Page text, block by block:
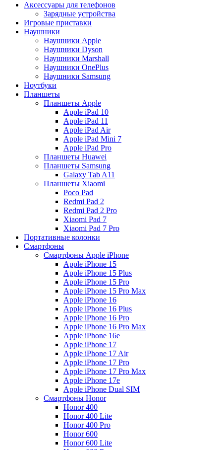
Аксессуары для телефонов
Зарядные устройства
Игровые приставки
Наушники
Наушники Apple
Наушники Dyson
Наушники Marshall
Наушники OnePlus
Наушники Samsung
Ноутбуки
Планшеты
Планшеты Apple
Apple iPad 10
Apple iPad 11
Apple iPad Air
Apple iPad Mini 7
Apple iPad Pro
Планшеты Huawei
Планшеты Samsung
Galaxy Tab A11
Планшеты Xiaomi
Poco Pad
Redmi Pad 2
Redmi Pad 2 Pro
Xiaomi Pad 7
Xiaomi Pad 7 Pro
Портативные колонки
Смартфоны
Смартфоны Apple iPhone
Apple iPhone 15
Apple iPhone 15 Plus
Apple iPhone 15 Pro
Apple iPhone 15 Pro Max
Apple iPhone 16
Apple iPhone 16 Plus
Apple iPhone 16 Pro
Apple iPhone 16 Pro Max
Apple iPhone 16e
Apple iPhone 17
Apple iPhone 17 Air
Apple iPhone 17 Pro
Apple iPhone 17 Pro Max
Apple iPhone 17e
Apple iPhone Dual SIM
Смартфоны Honor
Honor 400
Honor 400 Lite
Honor 400 Pro
Honor 600
Honor 600 Lite